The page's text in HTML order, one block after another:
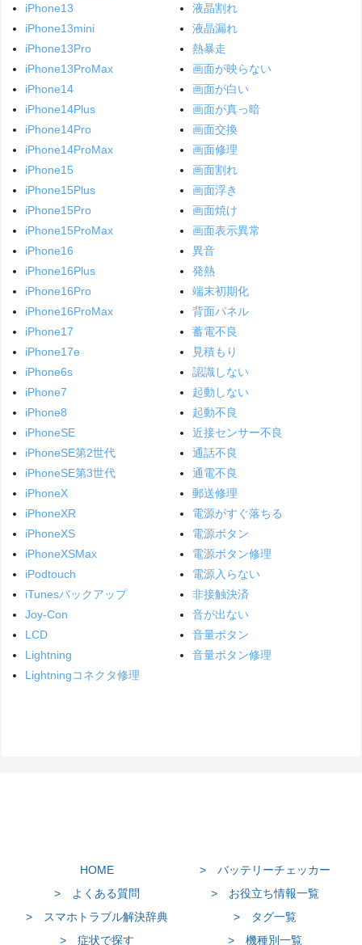
iPhone13
iPhone13mini
iPhone13Pro
iPhone13ProMax
iPhone14
iPhone14Plus
iPhone14Pro
iPhone14ProMax
iPhone15
iPhone15Plus
iPhone15Pro
iPhone15ProMax
iPhone16
iPhone16Plus
iPhone16Pro
iPhone16ProMax
iPhone17
iPhone17e
iPhone6s
iPhone7
iPhone8
iPhoneSE
iPhoneSE第2世代
iPhoneSE第3世代
iPhoneX
iPhoneXR
iPhoneXS
iPhoneXSMax
iPodtouch
iTunesバックアップ
Joy-Con
LCD
Lightning
Lightningコネクタ修理
液晶割れ
液晶漏れ
熱暴走
画面が映らない
画面が白い
画面が真っ暗
画面交換
画面修理
画面割れ
画面浮き
画面焼け
画面表示異常
異音
発熱
端末初期化
背面パネル
蓄電不良
見積もり
認識しない
起動しない
起動不良
近接センサー不良
通話不良
通電不良
郵送修理
電源がすぐ落ちる
電源ボタン
電源ボタン修理
電源入らない
非接触決済
音が出ない
音量ボタン
音量ボタン修理
HOME
> バッテリーチェッカー
> よくある質問
> お役立ち情報一覧
> スマホトラブル解決辞典
> タグ一覧
> 症状で探す
> 機種別一覧